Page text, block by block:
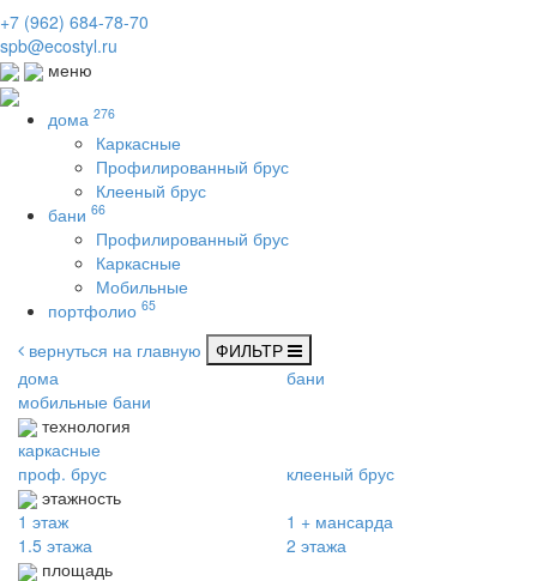
+7 (962) 684-78-70
spb@ecostyl.ru
меню
дома 276
Каркасные
Профилированный брус
Клееный брус
бани 66
Профилированный брус
Каркасные
Мобильные
портфолио 65
вернуться на главную
ФИЛЬТР
дома
бани
мобильные бани
технология
каркасные
проф. брус
клееный брус
этажность
1 этаж
1 + мансарда
1.5 этажа
2 этажа
площадь